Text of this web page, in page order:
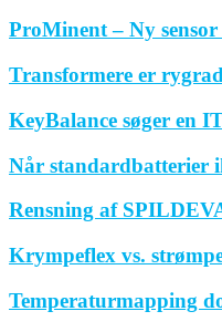
ProMinent – Ny
Transformere er
KeyBalance søger en
Når standardbatterier
Rensning af
Krympeflex vs.
Temperaturmapping